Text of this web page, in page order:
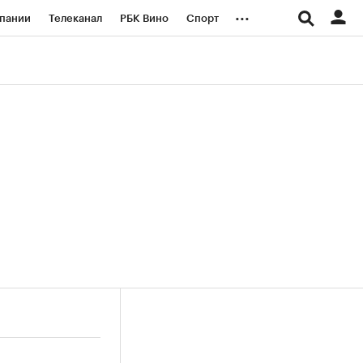
Телеканал РБК Вино Спорт ...